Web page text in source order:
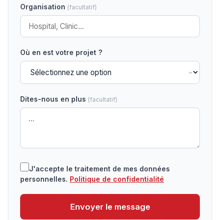
Organisation (facultatif)
Où en est votre projet ?
Dites-nous en plus (facultatif)
J'accepte le traitement de mes données
personnelles. Politique de confidentialité
Envoyer le message